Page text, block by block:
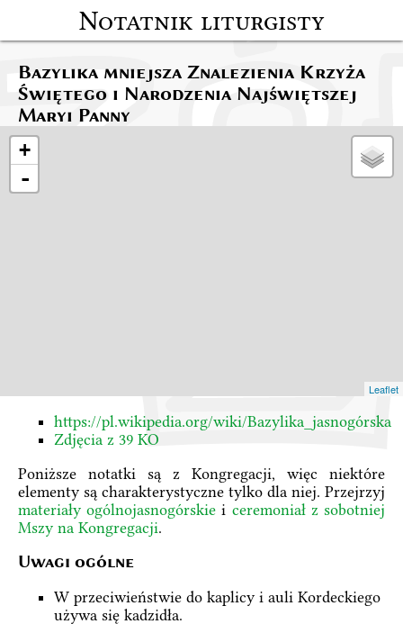
Notatnik liturgisty
Bazylika mniejsza Znalezienia Krzyża
Świętego i Narodzenia Najświętszej
Maryi Panny
+
-
Leaflet
https://pl.wikipedia.org/wiki/Bazylika_jasnogórska
Zdjęcia z 39 KO
Poniższe notatki są z Kongregacji, więc niektóre
elementy są charakterystyczne tylko dla niej. Przejrzyj
materiały ogólnojasnogórskie i ceremoniał z sobotniej
Mszy na Kongregacji.
Uwagi ogólne
W przeciwieństwie do kaplicy i auli Kordeckiego
używa się kadzidła.